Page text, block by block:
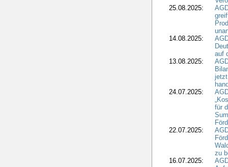
25.08.2025:
14.08.2025:
auf
13.08.2025:
24.07.2025:
für
22.07.2025:
zu
16.07.2025: